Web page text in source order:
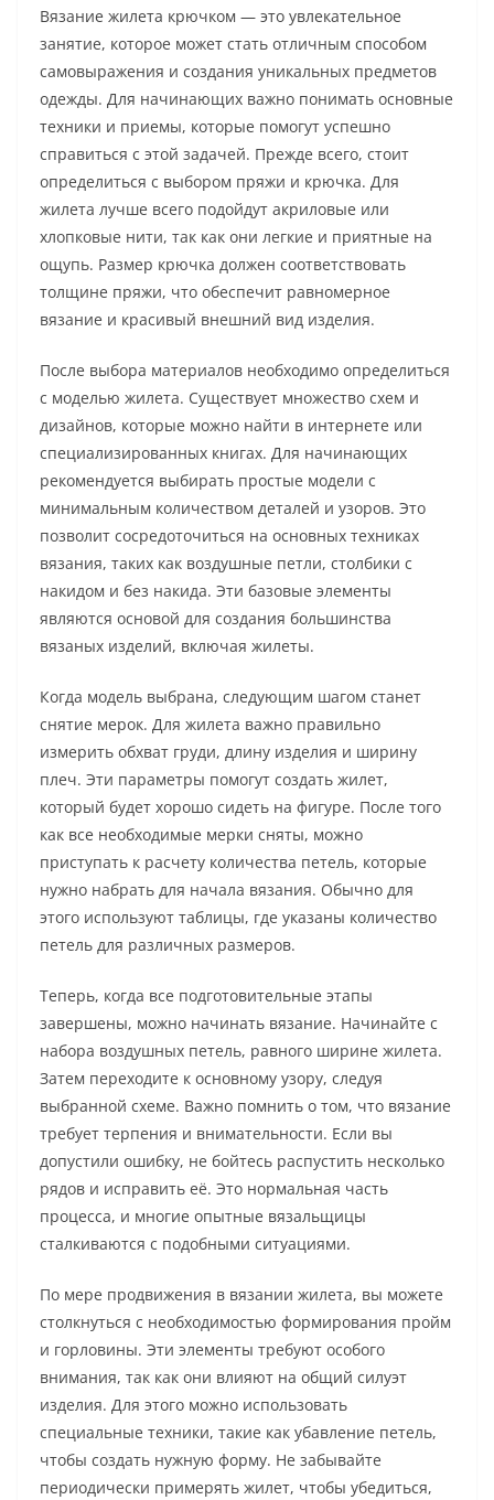
Вязание жилета крючком — это увлекательное
занятие, которое может стать отличным способом
самовыражения и создания уникальных предметов
одежды. Для начинающих важно понимать основные
техники и приемы, которые помогут успешно
справиться с этой задачей. Прежде всего, стоит
определиться с выбором пряжи и крючка. Для
жилета лучше всего подойдут акриловые или
хлопковые нити, так как они легкие и приятные на
ощупь. Размер крючка должен соответствовать
толщине пряжи, что обеспечит равномерное
вязание и красивый внешний вид изделия.
После выбора материалов необходимо определиться
с моделью жилета. Существует множество схем и
дизайнов, которые можно найти в интернете или
специализированных книгах. Для начинающих
рекомендуется выбирать простые модели с
минимальным количеством деталей и узоров. Это
позволит сосредоточиться на основных техниках
вязания, таких как воздушные петли, столбики с
накидом и без накида. Эти базовые элементы
являются основой для создания большинства
вязаных изделий, включая жилеты.
Когда модель выбрана, следующим шагом станет
снятие мерок. Для жилета важно правильно
измерить обхват груди, длину изделия и ширину
плеч. Эти параметры помогут создать жилет,
который будет хорошо сидеть на фигуре. После того
как все необходимые мерки сняты, можно
приступать к расчету количества петель, которые
нужно набрать для начала вязания. Обычно для
этого используют таблицы, где указаны количество
петель для различных размеров.
Теперь, когда все подготовительные этапы
завершены, можно начинать вязание. Начинайте с
набора воздушных петель, равного ширине жилета.
Затем переходите к основному узору, следуя
выбранной схеме. Важно помнить о том, что вязание
требует терпения и внимательности. Если вы
допустили ошибку, не бойтесь распустить несколько
рядов и исправить её. Это нормальная часть
процесса, и многие опытные вязальщицы
сталкиваются с подобными ситуациями.
По мере продвижения в вязании жилета, вы можете
столкнуться с необходимостью формирования пройм
и горловины. Эти элементы требуют особого
внимания, так как они влияют на общий силуэт
изделия. Для этого можно использовать
специальные техники, такие как убавление петель,
чтобы создать нужную форму. Не забывайте
периодически примерять жилет, чтобы убедиться,